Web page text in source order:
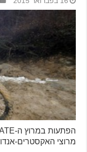
מרוצי האקסטרים-